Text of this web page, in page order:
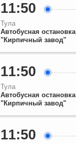
11:50
Тула
Автобусная остановка
"Кирпичный завод"
11:50
Тула
Автобусная остановка
"Кирпичный завод"
11:50